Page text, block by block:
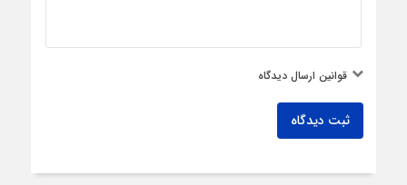
قوانین ارسال دیدگاه
ثبت دیدگاه